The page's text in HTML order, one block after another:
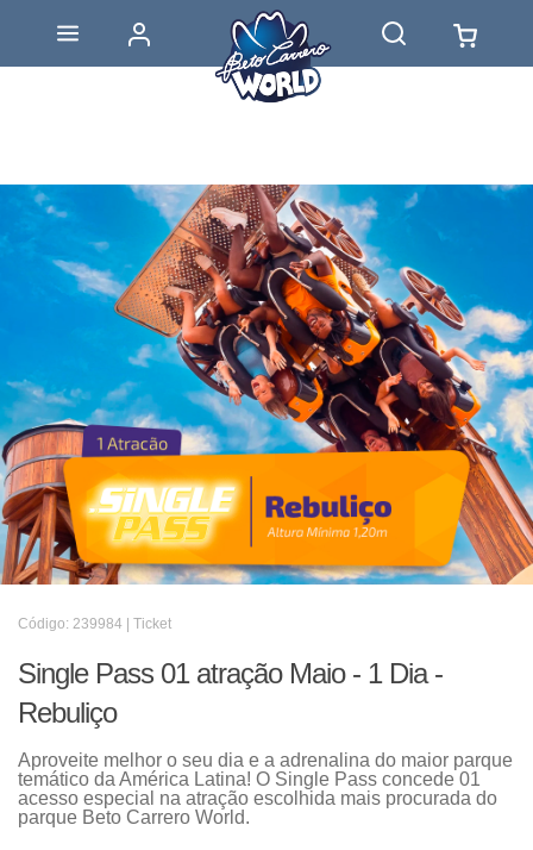
Código: 239984 | Ticket
Single Pass 01 atração Maio - 1 Dia -
Rebuliço
Aproveite melhor o seu dia e a adrenalina do maior parque
temático da América Latina! O Single Pass concede 01
acesso especial na atração escolhida mais procurada do
parque Beto Carrero World.